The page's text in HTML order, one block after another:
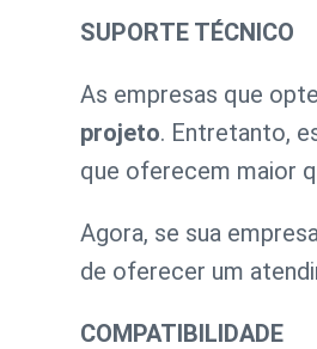
SUPORTE TÉCNICO
As empresas que
projeto. Entretanto,
que oferecem maior
Agora, se sua
de oferecer um
COMPATIBILIDADE